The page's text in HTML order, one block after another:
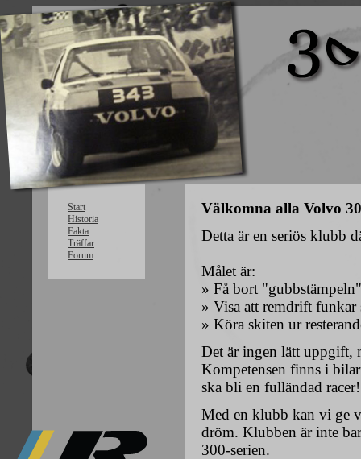
Start
Historia
Fakta
Träffar
Forum
Välkomna alla Volvo
Detta är en seriös klubb
Målet är:
» Få bort "gubbstämpeln"
» Visa att remdrift funkar
» Köra skiten ur
Det är ingen lätt uppgift,
Kompetensen finns i
ska bli en fulländad racer!
Med en klubb kan vi ge
dröm. Klubben är inte
300-serien.